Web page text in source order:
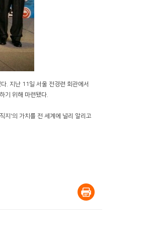
. 지난 11일 서울 전경련 회관에서
기 위해 마련됐다.
지'의 가치를 전 세계에 널리 알리고